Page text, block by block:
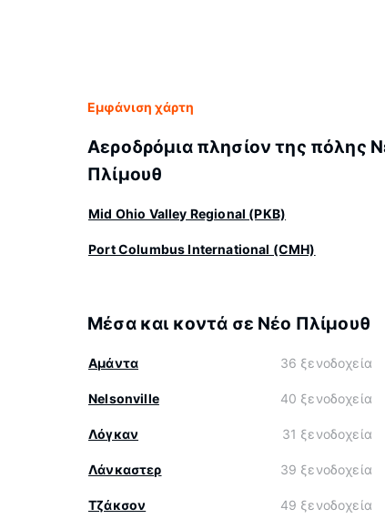
Εμφάνιση χάρτη
Αεροδρόμια πλησίον της πόλης
Πλίμουθ
Mid Ohio Valley Regional (PKB)
Port Columbus International (CMH)
Μέσα και κοντά σε Νέο Πλίμουθ
Αμάντα 36 ξενοδοχεία
Nelsonville 40 ξενοδοχεία
Λόγκαν 31 ξενοδοχεία
Λάνκαστερ 39 ξενοδοχεία
Τζάκσον 49 ξενοδοχεία